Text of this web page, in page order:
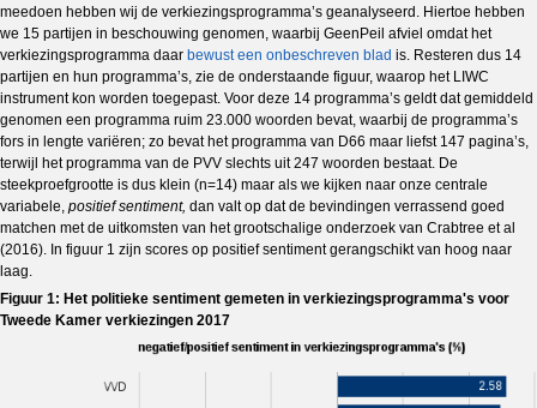
meedoen hebben wij de verkiezingsprogramma’s geanalyseerd. Hiertoe hebben
we 15 partijen in beschouwing genomen, waarbij GeenPeil afviel omdat het
verkiezingsprogramma daar bewust een onbeschreven blad is. Resteren dus 14
partijen en hun programma’s, zie de onderstaande figuur, waarop het LIWC
instrument kon worden toegepast. Voor deze 14 programma’s geldt dat gemiddeld
genomen een programma ruim 23.000 woorden bevat, waarbij de programma’s
fors in lengte variëren; zo bevat het programma van D66 maar liefst 147 pagina’s,
terwijl het programma van de PVV slechts uit 247 woorden bestaat. De
steekproefgrootte is dus klein (n=14) maar als we kijken naar onze centrale
variabele, positief sentiment, dan valt op dat de bevindingen verrassend goed
matchen met de uitkomsten van het grootschalige onderzoek van Crabtree et al
(2016). In figuur 1 zijn scores op positief sentiment gerangschikt van hoog naar
laag.
Figuur 1: Het politieke sentiment gemeten in verkiezingsprogramma's voor
Tweede Kamer verkiezingen 2017